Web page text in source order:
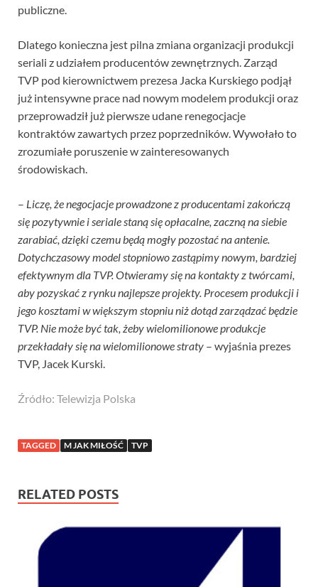
publiczne.
Dlatego konieczna jest pilna zmiana organizacji produkcji
seriali z udziałem producentów zewnętrznych. Zarząd
TVP pod kierownictwem prezesa Jacka Kurskiego podjął
już intensywne prace nad nowym modelem produkcji oraz
przeprowadził już pierwsze udane renegocjacje
kontraktów zawartych przez poprzedników. Wywołało to
zrozumiałe poruszenie w zainteresowanych
środowiskach.
– Liczę, że negocjacje prowadzone z producentami zakończą
się pozytywnie i seriale staną się opłacalne, zaczną na siebie
zarabiać, dzięki czemu będą mogły pozostać na antenie.
Dotychczasowy model stopniowo zastąpimy nowym, bardziej
efektywnym dla TVP. Otwieramy się na kontakty z twórcami,
aby pozyskać z rynku najlepsze projekty. Procesem produkcji i
jego kosztami w większym stopniu niż dotąd zarządzać będzie
TVP. Nie może być tak, żeby wielomilionowe produkcje
przekładały się na wielomilionowe straty – wyjaśnia prezes
TVP, Jacek Kurski.
Źródło: Telewizja Polska
TAGGED M JAK MIŁOŚĆ TVP
RELATED POSTS